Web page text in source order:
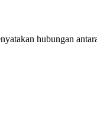
hubungan